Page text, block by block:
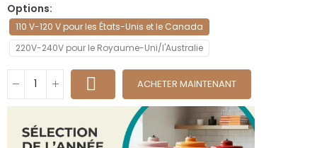
Options
110 V-120 V pour les États-Unis et le Canada
220V-240V pour le Royaume-Uni/l'Australie
ACHETER MAINTENANT